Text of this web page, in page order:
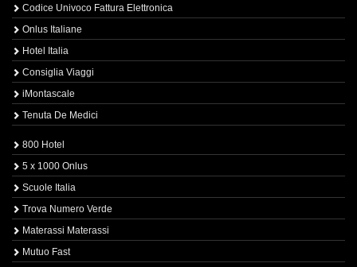
Codice Univoco Fattura Elettronica
Onlus Italiane
Hotel Italia
Consiglia Viaggi
iMontascale
Tenuta De Medici
800 Hotel
5 x 1000 Onlus
Scuole Italia
Trova Numero Verde
Materassi Materassi
Mutuo Fast